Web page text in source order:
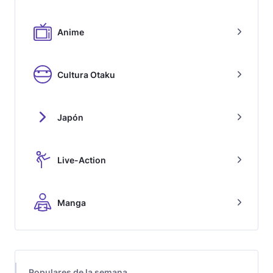
Anime
Cultura Otaku
Japón
Live-Action
Manga